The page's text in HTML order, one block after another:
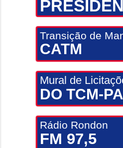
Transição de
CATM
Mural de
DO TCM-PA
Rádio Rondon
FM 97,5